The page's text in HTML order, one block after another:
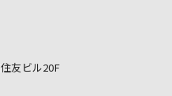
友ビル20F